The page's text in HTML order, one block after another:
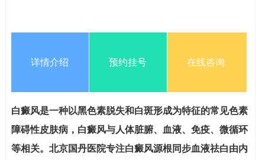
详情介绍 预约挂号 在线咨询
白癜风是一种以黑色素脱失和白斑形成为特征的常见色素
障碍性皮肤病，白癜风与人体脏腑、血液、免疫、微循环
等相关。北京国丹医院专注白癜风源根同步血液祛白由内